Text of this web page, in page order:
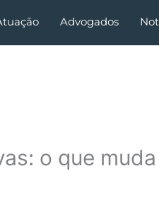
Advogados
o que